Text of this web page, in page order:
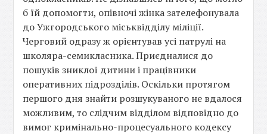
б їй допомогти, опівночі жінка зателефонувала
до Ужгородського міськвідділу міліції.
Черговий одразу ж орієнтував усі патрулі на
школяра-семикласника. Приєдналися до
пошуків зниклої дитини і працівники
оперативних підрозділів. Оскільки протягом
першого дня знайти розшукуваного не вдалося
можливим, то слідчим відділом відповідно до
вимог кримінально-процесуального кодексу